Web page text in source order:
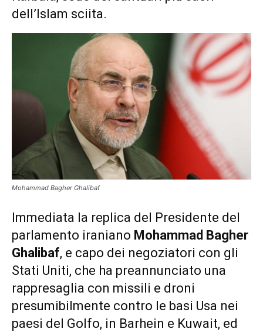
dell’Islam sciita.
Mohammad Bagher Ghalibaf
Immediata la replica del Presidente del
parlamento iraniano Mohammad Bagher
Ghalibaf, e capo dei negoziatori con gli
Stati Uniti, che ha preannunciato una
rappresaglia con missili e droni
presumibilmente contro le basi Usa nei
paesi del Golfo, in Barhein e Kuwait, ed